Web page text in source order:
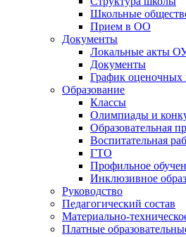
Школьные
Прием в ОО
Документы
Локальные акты
Документы
График оценочных
Образование
Классы
Олимпиады и
Образовательная
Воспитательная
ГТО
Профильное
Инклюзивное
Руководство
Педагогический состав
Материально-
Платные